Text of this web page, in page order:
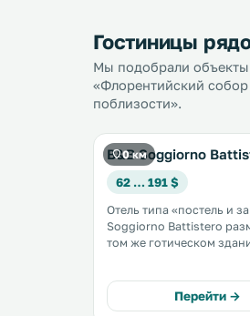
Гостиницы
Мы подобрали объекты
«Флорентийский
поблизости».
0 км
B&B Soggiorno
62 … 191 $
Отель типа «постель и
Soggiorno Battistero
том же готическом
Флоренции — Санта-
Фьоре. .
Перейти →